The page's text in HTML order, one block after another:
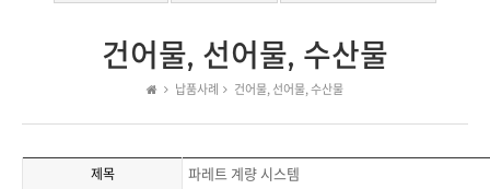
건어물, 선어물, 수산물
납품사례 건어물, 선어물, 수산물
제목 파레트 계량 시스템